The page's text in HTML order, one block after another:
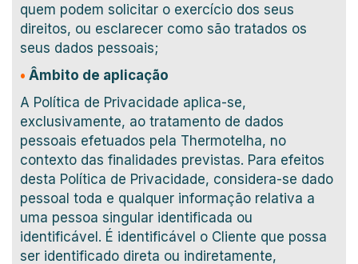
quem podem solicitar o exercício dos seus
direitos, ou esclarecer como são tratados os
seus dados pessoais;
• Âmbito de aplicação
A Política de Privacidade aplica-se,
exclusivamente, ao tratamento de dados
pessoais efetuados pela Thermotelha, no
contexto das finalidades previstas. Para efeitos
desta Política de Privacidade, considera-se dado
pessoal toda e qualquer informação relativa a
uma pessoa singular identificada ou
identificável. É identificável o Cliente que possa
ser identificado direta ou indiretamente,